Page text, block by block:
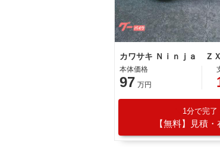
カワサキ Ｎｉｎｊａ Ｚ
本体価格
97 万円
1分で完了
【無料】見積